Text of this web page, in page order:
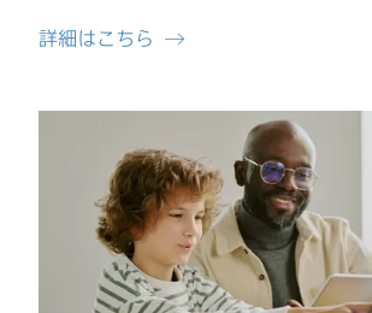
詳細は​こちら